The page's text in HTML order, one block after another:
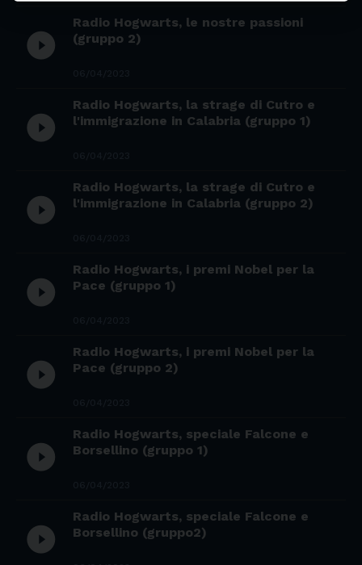
play_circle_filled
Radio Hogwarts, le nostre passioni
(gruppo 2)
play_circle_filled
Radio Hogwarts, la strage di Cutro e
l'immigrazione in Calabria (gruppo 1)
play_circle_filled
Radio Hogwarts, la strage di Cutro e
l'immigrazione in Calabria (gruppo 2)
play_circle_filled
Radio Hogwarts, i premi Nobel per la
Pace (gruppo 1)
play_circle_filled
Radio Hogwarts, i premi Nobel per la
Pace (gruppo 2)
play_circle_filled
Radio Hogwarts, speciale Falcone e
Borsellino (gruppo 1)
play_circle_filled
Radio Hogwarts, speciale Falcone e
Borsellino (gruppo2)